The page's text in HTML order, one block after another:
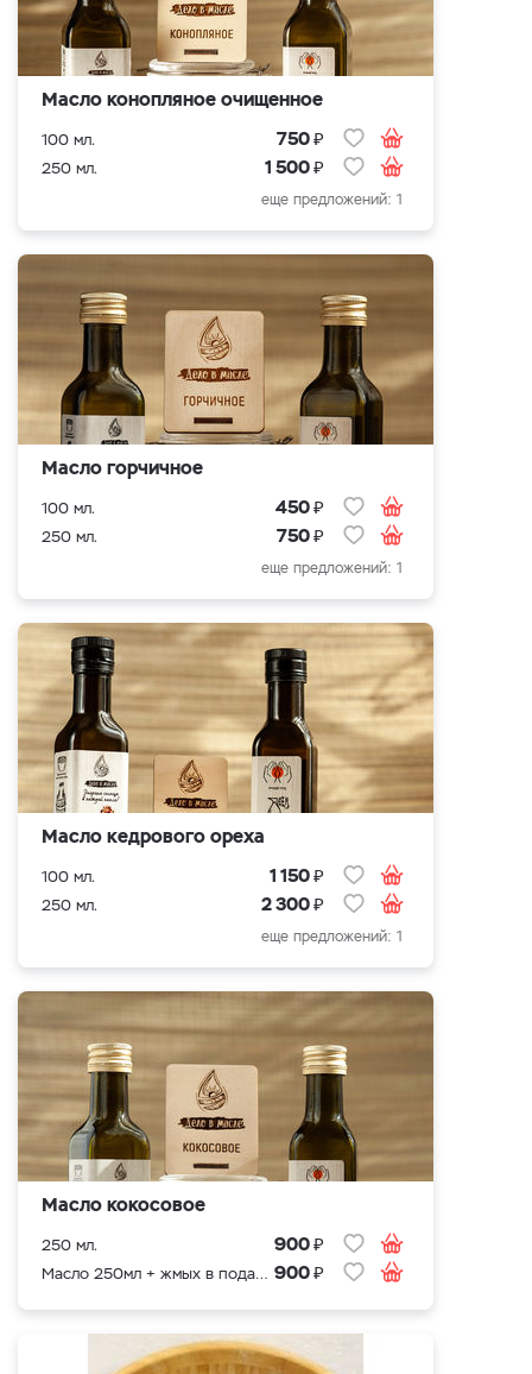
Масло конопляное очищенное
100 мл. 750₽
250 мл. 1 500₽
еще предложений: 1
Масло горчичное
100 мл. 450₽
250 мл. 750₽
еще предложений: 1
Масло кедрового ореха
100 мл. 1 150₽
250 мл. 2 300₽
еще предложений: 1
Масло кокосовое
250 мл. 900₽
Масло 250мл + жмых в подарок 900₽